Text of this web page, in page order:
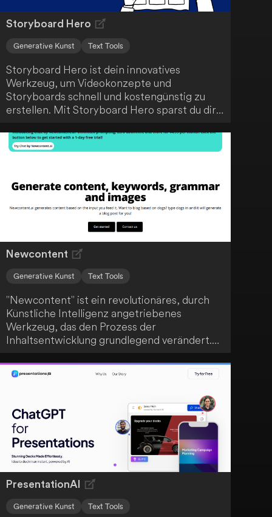
Storyboard Hero
Generative Kunst Text Tools
Storyboard Hero ist dein innovatives
Werkzeug, um Videokonzepte und
Storyboards schnell und kostengünstig zu
erstellen. Mit Storyboard Hero sparst du dir
mit der Erstellung von Storyboards
verbunden sind. Durch den Einsatz
unterstützt dich dabei, deine Videoideen
effizient umzusetzen.
Newcontent
Generative Kunst Text Tools
"Newcontent" ist ein revolutionäres, durch
Künstliche Intelligenz angetriebenes
Werkzeug, das den Prozess der
Inhaltsentwicklung grundlegend verändert.
es hochwertige Inhalte, Schlüsselwörter,
Grammatikvorschläge und sogar Bilder
einen echten Durchbruch in der Content-
Erstellung dar.
PresentationAI
Generative Kunst Text Tools